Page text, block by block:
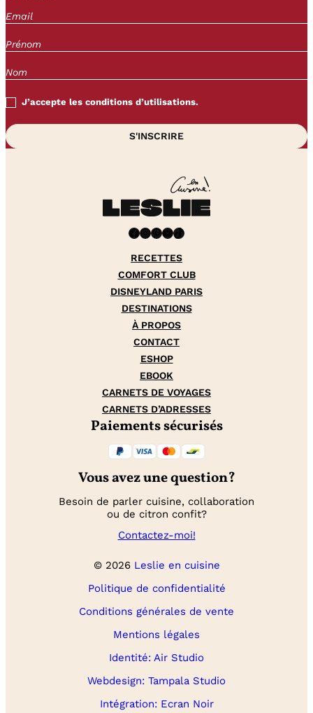
J’accepte les conditions d’utilisations.
Facebook InstagramPinterest YouTube TikTok
RECETTES
COMFORT CLUB
DISNEYLAND PARIS
DESTINATIONS
À PROPOS
CONTACT
ESHOP
EBOOK
CARNETS DE VOYAGES
CARNETS D’ADRESSES
Paiements sécurisés
Vous avez une question?
Besoin de parler cuisine, collaboration
ou de citron confit?
Contactez-moi!
© 2026 Leslie en cuisine
Politique de confidentialité
Conditions générales de vente
Mentions légales
Identité: Air Studio
Webdesign: Tampala Studio
Intégration: Ecran Noir